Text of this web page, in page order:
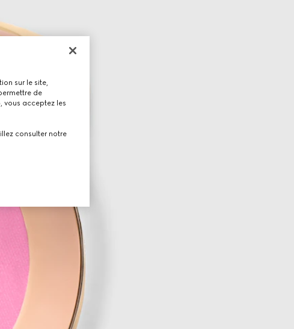
sur le site,
de
vous acceptez les
consulter notre